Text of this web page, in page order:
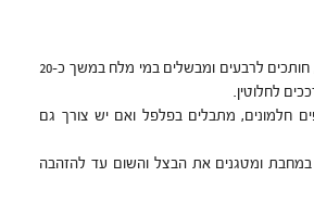
מקלפים את תפוחי האדמה, חותכים לרבעים ומבשלים במי מלח במשך כ-20
לחלוטין.
חלמונים, מתבלים בפלפל ואם יש צורך גם
במחבת ומטגנים את הבצל והשום עד להזהבה